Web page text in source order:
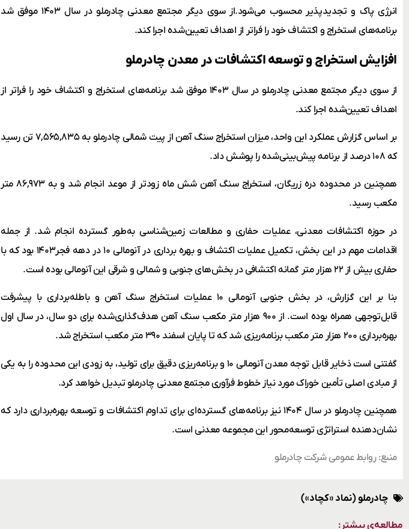
انرژی پاک و تجدیدپذیر محسوب می‌شود.از سوی دیگر مجتمع معدنی چادرملو در سال ۱۴۰۳ موفق شد
برنامه‌های استخراج و اکتشاف خود را فراتر از اهداف تعیین‌شده اجرا کند.
افزایش استخراج و توسعه اکتشافات در معدن چادرملو
از سوی دیگر مجتمع معدنی چادرملو در سال ۱۴۰۳ موفق شد برنامه‌های استخراج و اکتشاف خود را فراتر از
اهداف تعیین‌شده اجرا کند.
بر اساس گزارش عملکرد این واحد، میزان استخراج سنگ آهن از پیت شمالی چادرملو به ۷,۵۶۵,۸۳۵ تن رسید
که ۱۰۸ درصد از برنامه پیش‌بینی‌شده را پوشش داد.
همچنین در محدوده دره زریگان، استخراج سنگ آهن شش ماه زودتر از موعد انجام شد و به ۸۶,۹۷۳ متر
مکعب رسید.
در حوزه اکتشافات معدنی، عملیات حفاری و مطالعات زمین‌شناسی به‌طور گسترده انجام شد. از جمله
اقدامات مهم در این بخش، تکمیل عملیات اکتشاف و بهره برداری در آنومالی ۱۰ در دهه فجر۱۴۰۳ بود که با
حفاری بیش از ۲۲ هزار متر گمانه اکتشافی در بخش‌های جنوبی و شمالی و شرقی این آنومالی بوده است.
بنا بر این گزارش، در بخش جنوبی آنومالی ۱۰ عملیات استخراج سنگ آهن و باطله‌برداری با پیشرفت
قابل‌توجهی همراه بوده است. از ۹۰۰ هزار متر مکعب سنگ آهن هدف‌گذاری‌شده برای دو سال، در سال اول
بهره‌برداری ۲۰۰ هزار متر مکعب برنامه‌ریزی شد که تا پایان اسفند ۳۹۰ متر مکعب استخراج شد.
گفتنی است ذخایر قابل توجه معدن آنومالی ۱۰ و برنامه‌ریزی دقیق برای تولید، به زودی این محدوده را به یکی
از مبادی اصلی تأمین خوراک مورد نیاز خطوط فرآوری مجتمع معدنی چادرملو تبدیل خواهد کرد.
همچنین چادرملو در سال ۱۴۰۴ نیز برنامه‌های گسترده‌ای برای تداوم اکتشافات و توسعه بهره‌برداری دارد که
نشان‌دهنده استراتژی توسعه‌محور این مجموعه معدنی است.
منبع: روابط عمومی شرکت چادرملو
چادرملو (نماد «کچاد»)
مطالعه‌ی بیشتر: